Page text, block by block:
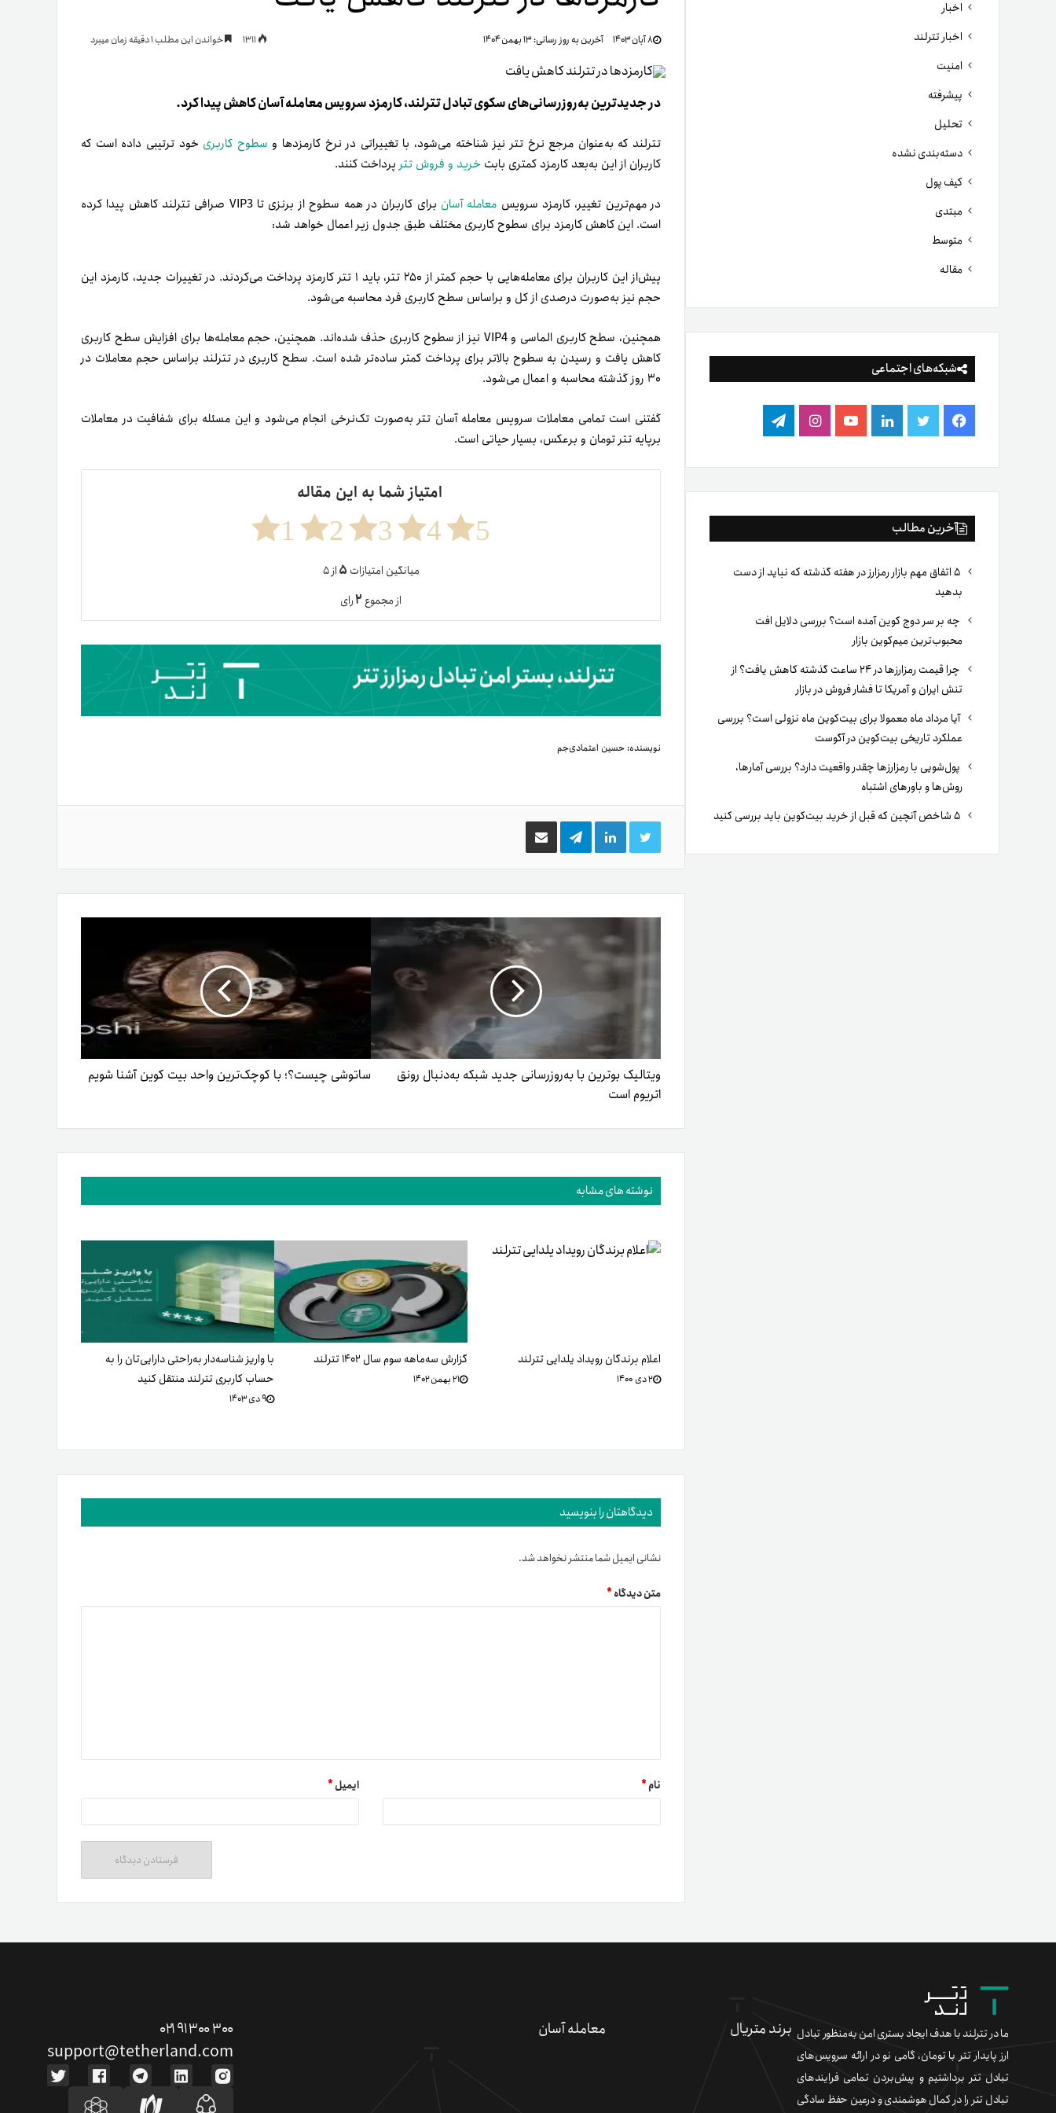
خروج
اخبار
اخبار تترلند
امنیت
پیشرفته
تحلیل
دسته‌بندی نشده
کیف پول
مبتدی
متوسط
مقاله
شبکه‌های اجتماعی
فیس
بوک
توییتر لینکدینیوتیوباینستاگرام
تلگرام
آخرین مطالب
۵ اتفاق مهم بازار رمزارز در هفته گذشته که نباید از دست
بدهید
چه بر سر دوج کوین آمده است؟ بررسی دلایل افت
محبوب‌ترین میم‌کوین بازار
چرا قیمت رمزارزها در ۲۴ ساعت گذشته کاهش یافت؟ از
تنش ایران و آمریکا تا فشار فروش در بازار
آیا مرداد ماه معمولا برای بیت‌کوین ماه نزولی است؟ بررسی
عملکرد تاریخی بیت‌کوین در آگوست
پول‌شویی با رمزارزها چقدر واقعیت دارد؟ بررسی آمارها،
روش‌ها و باورهای اشتباه
۸ آبان ۱۴۰۳ آخرین به روز رسانی:۱۳ بهمن ۱۴۰۴ خواندن این مطلب 1 دقیقه زمان میبرد
در جدیدترین به‌روزرسانی‌های سکوی تبادل تترلند، کارمزد سرویس معامله آسان کاهش پیدا کرد.
تترلند که به‌عنوان مرجع نرخ تتر نیز شناخته می‌شود، با تغییراتی در نرخ کارمزدها و سطوح کاربری خود ترتیبی داده‌ است که
کاربران از این به‌بعد کارمزد کمتری بابت خرید و فروش تترپرداخت کنند.
در مهم‌ترین تغییر، کارمزد سرویس معامله آسان
برای کاربران در همه سطوح از برنزی تا VIP3 صرافی تترلند کاهش پیدا کرده
است. این کاهش کارمزد برای سطوح کاربری مختلف طبق جدول زیر اعمال خواهد شد:
پیش‌از این کاربران برای معامله‌هایی با حجم کمتر از ۲۵۰ تتر، باید ۱ تتر کارمزد پرداخت می‌کردند. در تغییرات جدید، کارمزد این
حجم نیز به‌صورت درصدی از کل و بر‌اساس سطح کاربری فرد محاسبه می‌شود.
همچنین، سطح کاربری الماسی و VIP4 نیز از سطوح کاربری حذف شده‌اند. همچنین، حجم معامله‌ها برای افزایش سطح کاربری
کاهش یافت و رسیدن به سطوح بالاتر برای پرداخت کمتر ساده‌تر شده‌ است. سطح کاربری در تترلند بر‌اساس حجم معاملات در
۳۰ روز گذشته محاسبه و اعمال می‌شود.
گفتنی است تمامی معاملات سرویس معامله آسان تتر به‌صورت تک‌نرخی انجام می‌شود و این مسئله برای شفافیت در معاملات
بر‌پایه تتر تومان و برعکس، بسیار حیاتی است.
امتیاز شما به این مقاله
5
4
3
2
1
میانگین امتیازات ۵از ۵
از مجموع۲رای
نویسنده: حسین اعتمادی‌جم
توییتر لینکدینتلگرام اشتراک
گذاری
ایمیل
ویتالیک بوترین با به‌روزرسانی جدید شبکه به‌دنبال رونق
اتریوم است
ساتوشی چیست؟؛ با کوچک‌ترین واحد بیت کوین آشنا شویم
نوشته های مشابه
اعلام برندگان رویداد یلدایی تترلند
۲ دی ۱۴۰۰
گزارش سه‌ماهه سوم سال ۱۴۰۲ تترلند
۲۱ بهمن ۱۴۰۲
با واریز شناسه‌دار به‌راحتی دارایی‌تان را به
حساب کاربری تترلند منتقل کنید
۹ دی ۱۴۰۳
دیدگاهتان را بنویسید
نشانی ایمیل شما منتشر نخواهد شد.
متن دیدگاه*
نام* ایمیل*
ما در تترلند با هدف ایجاد بستری امن به‌منظور تبادل
ارز پایدار تتر با تومان، گامی نو در ارائه سرویس‌های
تبادل تتر برداشتیم و پیش‌بردن تمامی فرایندهای
تبادل تتر را در کمال هوشمندی و درعین حفظ سادگی
برند متریال معامله آسان ۰۲۱ ۹۱ ۳۰۰ ۳۰۰
support@tetherland.com